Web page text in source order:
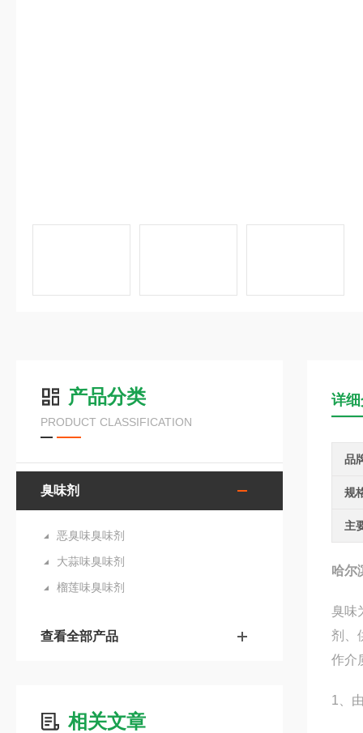
产品分类
PRODUCT CLASSIFICATION
臭味剂
恶臭味臭味剂
大蒜味臭味剂
榴莲味臭味剂
查看全部产品
相关文章
详
品
规
主
哈尔
臭味
剂、
作介
1、